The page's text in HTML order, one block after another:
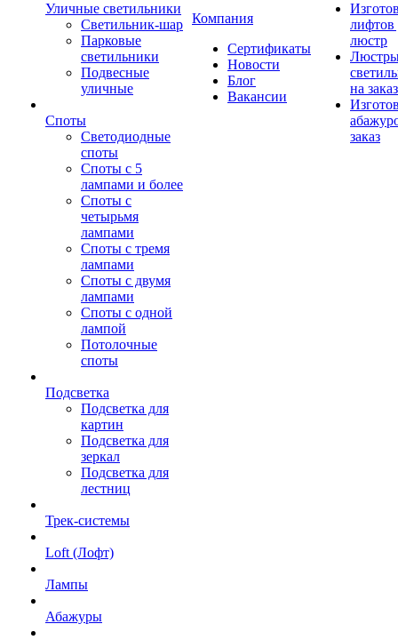
Уличные светильники
Светильник-шар
Парковые
светильники
Подвесные
уличные
Споты
Светодиодные
споты
Споты с 5
лампами и более
Споты с
четырьмя
лампами
Споты с тремя
лампами
Споты с двумя
лампами
Споты с одной
лампой
Потолочные
споты
Подсветка
Подсветка для
картин
Подсветка для
зеркал
Подсветка для
лестниц
Трек-системы
Loft (Лофт)
Лампы
Абажуры
Компания
Сертификаты
Новости
Блог
Вакансии
лифтов
люстр
на заказ
заказ